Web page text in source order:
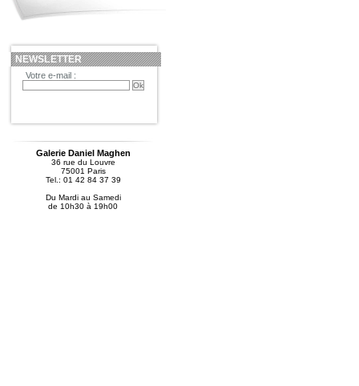
NEWSLETTER
Votre e-mail :
Galerie Daniel Maghen
36 rue du Louvre
75001 Paris
Tel.: 01 42 84 37 39
Du Mardi au Samedi
de 10h30 à 19h00